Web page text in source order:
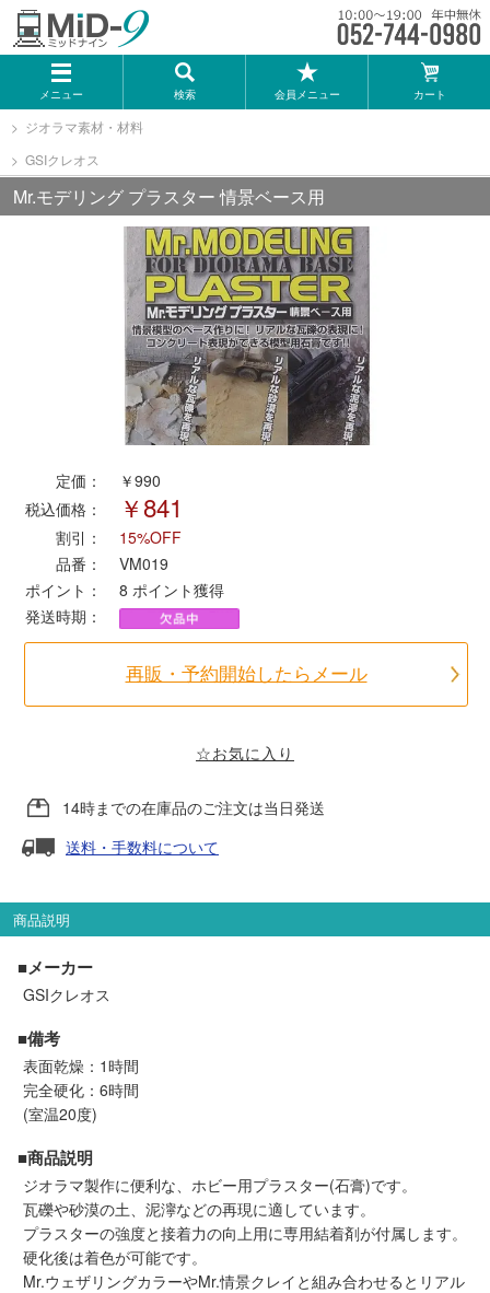
メニュー 検索 会員メニュー カート
メーカー一覧
TOMIX
KATO
トミーテック
マイクロエース
Bトレインショーティー
タカラトミー（プラレール）
ポポンデッタ
MODEMO(モデモ)
TTC
セール品・キャンペーン
セール商品
走行エリア別 鉄道模型車両リスト
北海道・東北
中部 関西
中国・四国 九州・沖縄
ジオラマ素材・材料
GSIクレオス
Mr.モデリング プラスター 情景ベース用
定価：
￥990
税込価格：
￥841
割引：
15%OFF
品番：
VM019
ポイント：
8 ポイント獲得
発送時期：
再販・予約開始したらメール
☆お気に入り
14時までの在庫品のご注文は当日発送
送料・手数料について
商品説明
■メーカー
GSIクレオス
■備考
表面乾燥：1時間
完全硬化：6時間
(室温20度)
■商品説明
ジオラマ製作に便利な、ホビー用プラスター(石膏)です。
瓦礫や砂漠の土、泥濘などの再現に適しています。
プラスターの強度と接着力の向上用に専用結着剤が付属します。
硬化後は着色が可能です。
Mr.ウェザリングカラーやMr.情景クレイと組み合わせるとリアル